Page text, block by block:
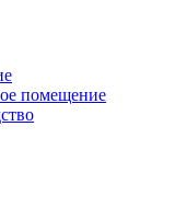
помещение